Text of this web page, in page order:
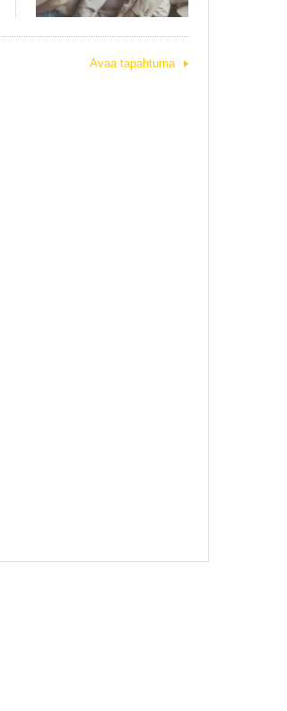
Avaa tapahtuma